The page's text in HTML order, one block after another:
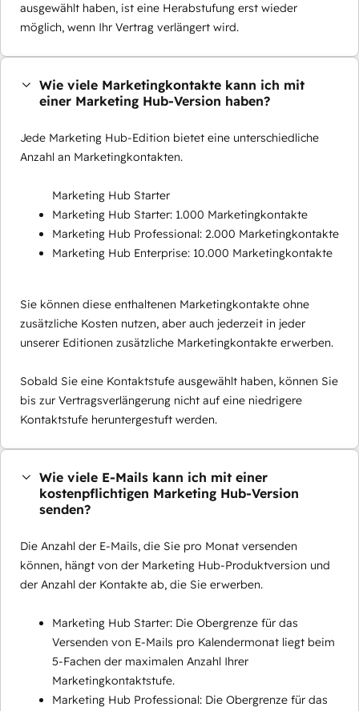
ausgewählt haben, ist eine Herabstufung erst wieder
möglich, wenn Ihr Vertrag verlängert wird.
Wie viele Marketingkontakte kann ich mit
einer Marketing Hub-Version haben?
Jede Marketing Hub-Edition bietet eine unterschiedliche
Anzahl an Marketingkontakten.
Marketing Hub Starter
Marketing Hub Starter: 1.000 Marketingkontakte
Marketing Hub Professional: 2.000 Marketingkontakte
Marketing Hub Enterprise: 10.000 Marketingkontakte
Sie können diese enthaltenen Marketingkontakte ohne
zusätzliche Kosten nutzen, aber auch jederzeit in jeder
unserer Editionen zusätzliche Marketingkontakte erwerben.
Sobald Sie eine Kontaktstufe ausgewählt haben, können Sie
bis zur Vertragsverlängerung nicht auf eine niedrigere
Kontaktstufe heruntergestuft werden.
Wie viele E-Mails kann ich mit einer
kostenpflichtigen Marketing Hub-Version
senden?
Die Anzahl der E-Mails, die Sie pro Monat versenden
können, hängt von der Marketing Hub-Produktversion und
der Anzahl der Kontakte ab, die Sie erwerben.
Marketing Hub Starter: Die Obergrenze für das
Versenden von E-Mails pro Kalendermonat liegt beim
5-Fachen der maximalen Anzahl Ihrer
Marketingkontaktstufe.
Marketing Hub Professional: Die Obergrenze für das